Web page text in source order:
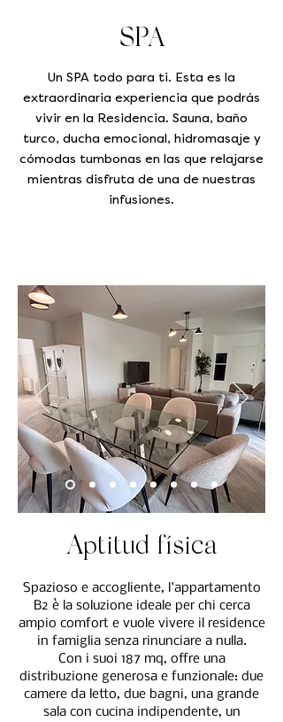
SPA
Un SPA todo para ti. Esta es la
extraordinaria experiencia que podrás
vivir en la Residencia. Sauna, baño
turco, ducha emocional, hidromasaje y
cómodas tumbonas en las que relajarse
mientras disfruta de una de nuestras
infusiones.
Aptitud física
Spazioso e accogliente, l'appartamento
B2 è la soluzione ideale per chi cerca
ampio comfort e vuole vivere il residence
in famiglia senza rinunciare a nulla.
Con i suoi 187 mq, offre una
distribuzione generosa e funzionale: due
camere da letto, due bagni, una grande
sala con cucina indipendente, un